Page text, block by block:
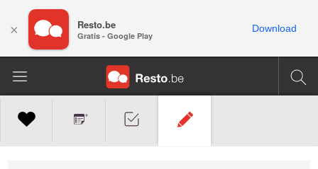
× Resto.be
Gratis - Google Play
Download